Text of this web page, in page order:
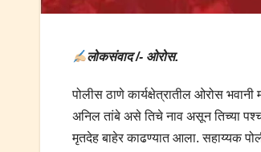
लोकसंवाद /- ओरोस.
पोलीस ठाणे कार्यक्षेत्रातील ओरोस
अनिल तांबे असे तिचे नाव असून तिच्या
मृतदेह बाहेर काढण्यात आला. सहाय्यक